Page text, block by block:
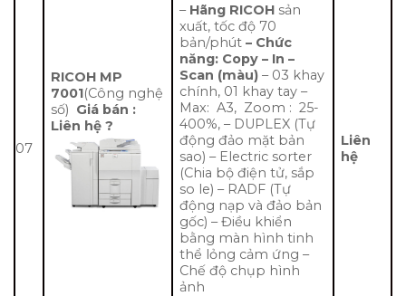
07
RICOH MP
7001(Công nghệ
số) Giá bán :
Liên hệ ?
– Hãng RICOH sản
xuất, tốc độ 70
bản/phút– Chức
năng: Copy – In –
Scan (màu) – 03 khay
chính, 01 khay tay –
Max: A3, Zoom : 25-
400%, – DUPLEX (Tự
động đảo mặt bản
sao) – Electric sorter
(Chia bộ điện tử, sắp
so le) – RADF (Tự
động nạp và đảo bản
gốc) – Điều khiển
bằng màn hình tinh
thể lỏng cảm ứng –
Chế độ chụp hình
ảnh
Liên
hệ